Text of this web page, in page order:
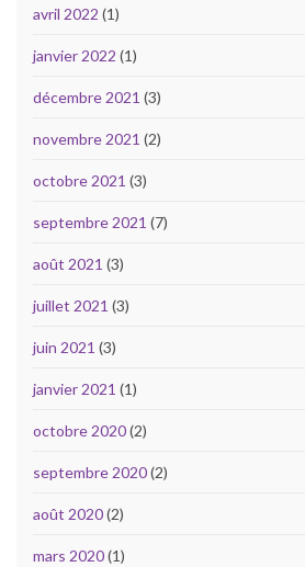
avril 2022 (1)
janvier 2022 (1)
décembre 2021 (3)
novembre 2021 (2)
octobre 2021 (3)
septembre 2021 (7)
août 2021 (3)
juillet 2021 (3)
juin 2021 (3)
janvier 2021 (1)
octobre 2020(2)
septembre 2020(2)
août 2020(2)
mars 2020(1)